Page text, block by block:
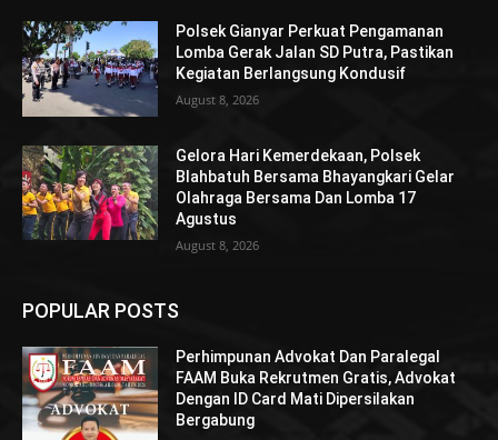
Polsek Gianyar Perkuat Pengamanan
Lomba Gerak Jalan SD Putra, Pastikan
Kegiatan Berlangsung Kondusif
August 8, 2026
Gelora Hari Kemerdekaan, Polsek
Blahbatuh Bersama Bhayangkari Gelar
Olahraga Bersama Dan Lomba 17
Agustus
August 8, 2026
POPULAR POSTS
Perhimpunan Advokat Dan Paralegal
FAAM Buka Rekrutmen Gratis, Advokat
Dengan ID Card Mati Dipersilakan
Bergabung